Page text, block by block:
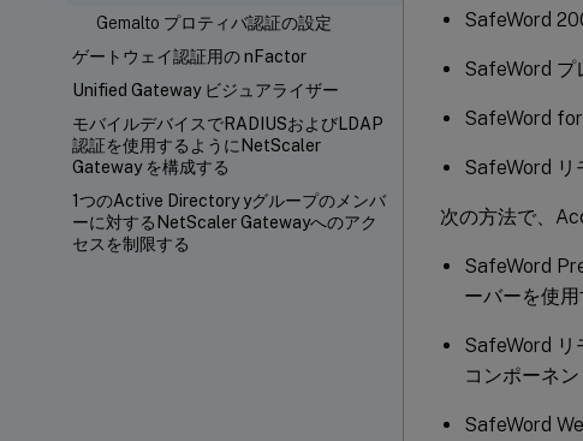
Gemalto プロティバ認証の設定
ゲートウェイ認証用の nFactor
Unified Gateway ビジュアライザー
モバイルデバイスでRADIUSおよびLDAP
認証を使用するようにNetScaler
Gateway を構成する
1つのActive Directory yグループのメンバ
ーに対するNetScaler Gatewayへのアク
セスを制限する
SafeWord
SafeWord プ
SafeWord
SafeWord リ
次の方法で、
SafeWord
ーバーを使
SafeWord
コンポーネ
SafeWord